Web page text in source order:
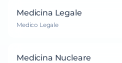
Medicina Legale
Medico Legale
Medicina Nucleare